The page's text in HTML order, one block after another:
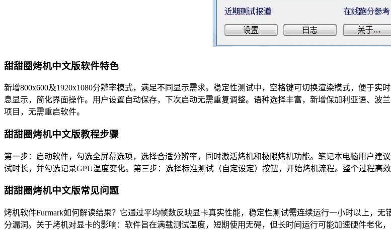
甜甜圈烤机中文版软件特色
新增800x600及1920x1080分辨率模式，满足不同显示需求。稳定性测试中，空格键可切换渲染模式，便于
息显示，简化界面操作。用户设置自动保存，下次启动无需重复调整。语种选择丰富，新增保加利亚语、
项目，无需重启软件。
甜甜圈烤机中文版教程步骤
第一步：启动软件，勾选全屏幕选项，选择合适分辨率，同时激活烤机和极限烤机功能。笔记本电脑用户建
试时长，并勾选记录GPU温度变化。第三步：选择标准测试（自定设定）按钮，开始烤机流程。整个过程高
甜甜圈烤机中文版常见问题
烤机软件Furmark如何解读结果？它通过平均帧数反映显卡真实性能，稳定性测试需连续运行一小时以上，
分漏洞。关于烤机对显卡的影响：软件旨在满载测试温度，短期使用无碍，但长时间运行可能加速硬件老化，